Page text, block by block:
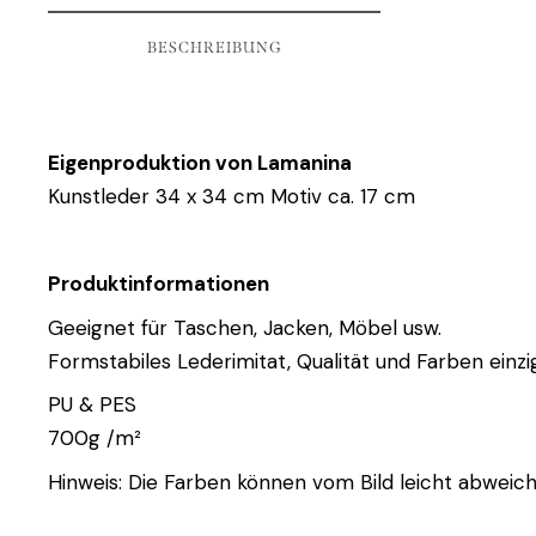
BESCHREIBUNG
Eigenproduktion von Lamanina
Kunstleder 34 x 34 cm Motiv ca. 17 cm
Produktinformationen
Geeignet für Taschen, Jacken, Möbel usw.
Formstabiles Lederimitat, Qualität und Farben
PU & PES
700g /m²
Hinweis: Die Farben können vom Bild leicht